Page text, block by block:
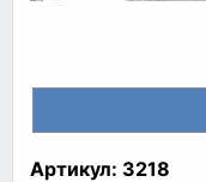
Артикул: 3218